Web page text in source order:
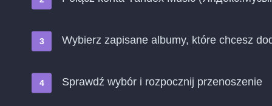
Wybierz zapisane albumy, które chcesz
Sprawdź wybór i rozpocznij przenoszenie